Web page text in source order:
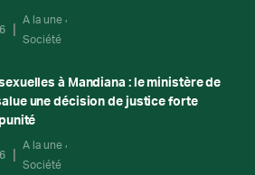
A la une
Société
à Mandiana : le ministère de
une décision de justice forte
A la une
Société